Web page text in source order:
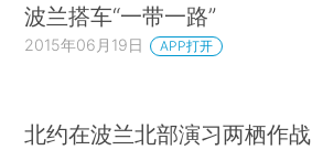
波兰搭车“一带一路”
2015年06月19日 APP打开
北约在波兰北部演习两栖作战